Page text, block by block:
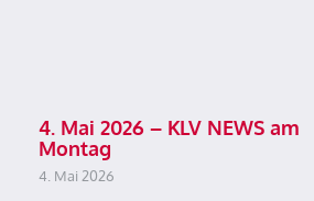
4. Mai 2026 – KLV NEWS am
Montag
4. Mai 2026